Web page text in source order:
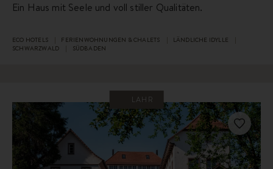
Ein Haus mit Seele und voll stiller Qualitäten.
ECO HOTELS FERIENWOHNUNGEN & CHALETS
LÄNDLICHE IDYLLE
SCHWARZWALD
SÜDBADEN
LAHR